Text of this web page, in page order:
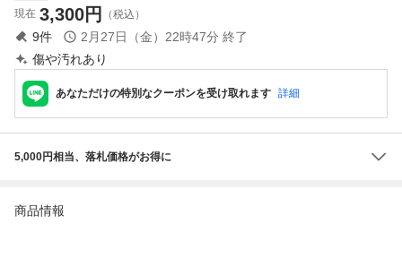
現在 3,300円 （税込）
9件 2月27日（金）22時47分 終了
傷や汚れあり
あなただけの特別なクーポンを受け取れます 詳細
5,000円相当、落札価格がお得に
商品情報